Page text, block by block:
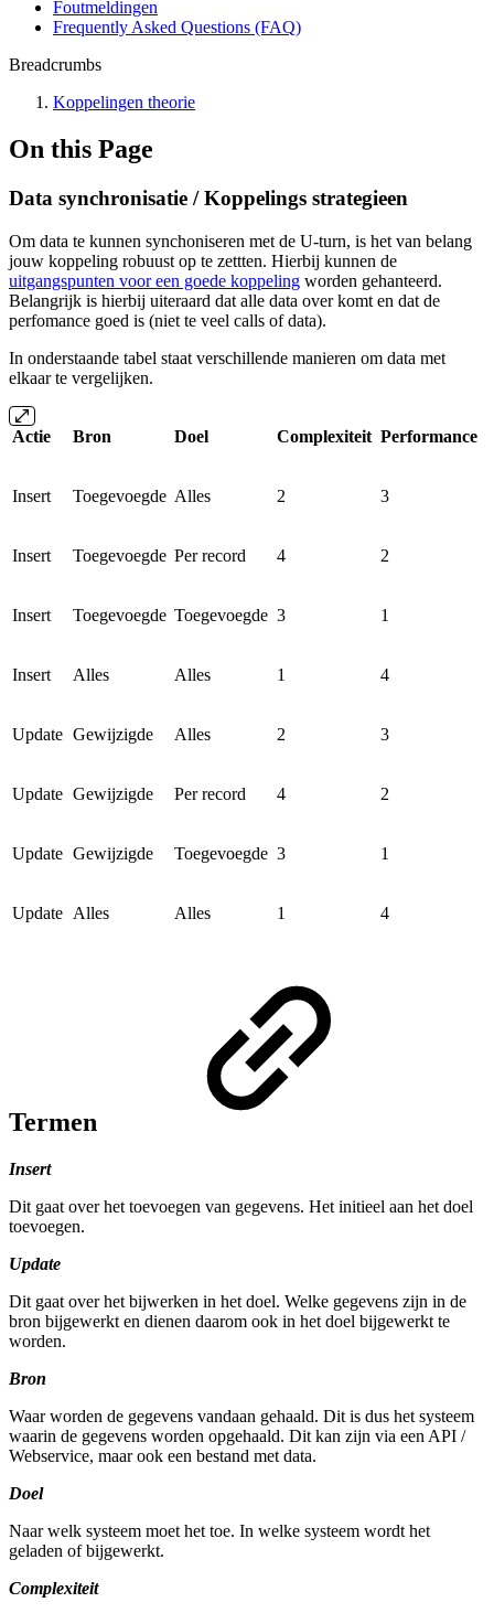
Foutmeldingen
Frequently Asked Questions (FAQ)
Breadcrumbs
Koppelingen theorie
On this Page
Data synchronisatie / Koppelings strategieen
Om data te kunnen synchoniseren met de U-turn, is het van belang
jouw koppeling robuust op te zettten. Hierbij kunnen de
uitgangspunten voor een goede koppeling worden gehanteerd.
Belangrijk is hierbij uiteraard dat alle data over komt en dat de
perfomance goed is (niet te veel calls of data).
In onderstaande tabel staat verschillende manieren om data met
elkaar te vergelijken.
Actie Bron Doel Complexiteit Performance
Insert Toegevoegde Alles 2 3
Insert Toegevoegde Per record 4 2
Insert Toegevoegde Toegevoegde 3 1
Insert Alles Alles 1 4
Update Gewijzigde Alles 2 3
Update Gewijzigde Per record 4 2
Update Gewijzigde Toegevoegde 3 1
Update Alles Alles 1 4
Termen
Insert
Dit gaat over het toevoegen van gegevens. Het initieel aan het doel
toevoegen.
Update
Dit gaat over het bijwerken in het doel. Welke gegevens zijn in de
bron bijgewerkt en dienen daarom ook in het doel bijgewerkt te
worden.
Bron
Waar worden de gegevens vandaan gehaald. Dit is dus het systeem
waarin de gegevens worden opgehaald. Dit kan zijn via een API /
Webservice, maar ook een bestand met data.
Doel
Naar welk systeem moet het toe. In welke systeem wordt het
geladen of bijgewerkt.
Complexiteit